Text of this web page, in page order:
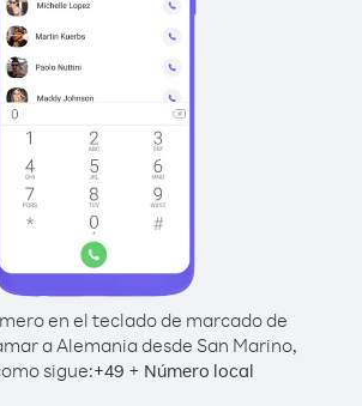
en el teclado de marcado de
a Alemania desde San Marino,
sigue:+49 + Número local